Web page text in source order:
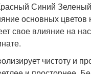
Синий
основных цветов
свое влияние на
чистоту и